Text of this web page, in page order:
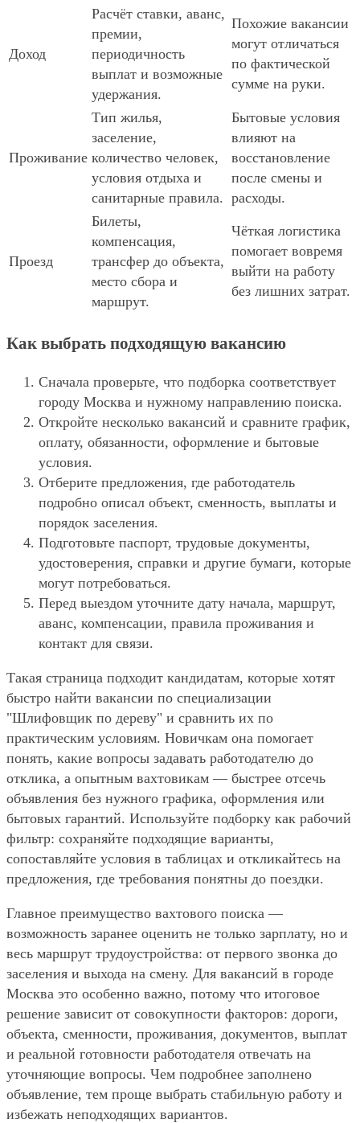
Доход
Расчёт ставки, аванс,
премии,
периодичность
выплат и возможные
удержания.
Похожие вакансии
могут отличаться
по фактической
сумме на руки.
Проживание
Тип жилья,
заселение,
количество человек,
условия отдыха и
санитарные правила.
Бытовые условия
влияют на
восстановление
после смены и
расходы.
Проезд
Билеты,
компенсация,
трансфер до объекта,
место сбора и
маршрут.
Чёткая логистика
помогает вовремя
выйти на работу
без лишних затрат.
Как выбрать подходящую вакансию
Сначала проверьте, что подборка соответствует
городу Москва и нужному направлению поиска.
Откройте несколько вакансий и сравните график,
оплату, обязанности, оформление и бытовые
условия.
Отберите предложения, где работодатель
подробно описал объект, сменность, выплаты и
порядок заселения.
Подготовьте паспорт, трудовые документы,
удостоверения, справки и другие бумаги, которые
могут потребоваться.
Перед выездом уточните дату начала, маршрут,
аванс, компенсации, правила проживания и
контакт для связи.
Такая страница подходит кандидатам, которые хотят
быстро найти вакансии по специализации
"Шлифовщик по дереву" и сравнить их по
практическим условиям. Новичкам она помогает
понять, какие вопросы задавать работодателю до
отклика, а опытным вахтовикам — быстрее отсечь
объявления без нужного графика, оформления или
бытовых гарантий. Используйте подборку как рабочий
фильтр: сохраняйте подходящие варианты,
сопоставляйте условия в таблицах и откликайтесь на
предложения, где требования понятны до поездки.
Главное преимущество вахтового поиска —
возможность заранее оценить не только зарплату, но и
весь маршрут трудоустройства: от первого звонка до
заселения и выхода на смену. Для вакансий в городе
Москва это особенно важно, потому что итоговое
решение зависит от совокупности факторов: дороги,
объекта, сменности, проживания, документов, выплат
и реальной готовности работодателя отвечать на
уточняющие вопросы. Чем подробнее заполнено
объявление, тем проще выбрать стабильную работу и
избежать неподходящих вариантов.